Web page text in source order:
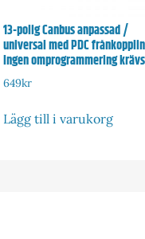
13-polig Canbus anpassad /
universal med PDC
Ingen omprogrammering
649kr
Lägg till i varukorg